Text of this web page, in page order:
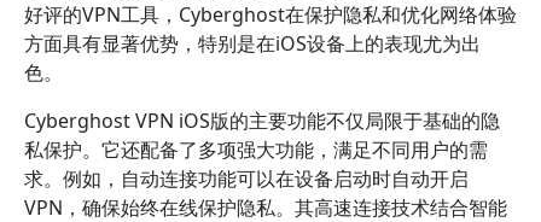
好评的VPN工具，Cyberghost在保护隐私和优化网络体验
方面具有显著优势，特别是在iOS设备上的表现尤为出
色。
Cyberghost VPN iOS版的主要功能不仅局限于基础的隐
私保护。它还配备了多项强大功能，满足不同用户的需
求。例如，自动连接功能可以在设备启动时自动开启
VPN，确保始终在线保护隐私。其高速连接技术结合智能